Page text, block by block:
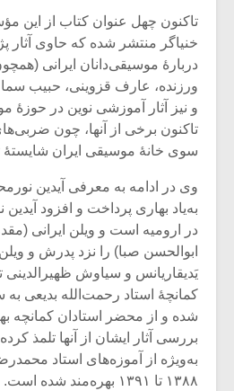
تاکنون چهل عنوان کتاب از این
خنیاگر منتشر شده که حاوی
دربارۀ موسیقی‌دانان ایرانی
ورزنده، عارف قزوینی، حبیب
و نیز آثار آموزشی نوین در حوزۀ
تاکنون برخی از آنها، چون
سوی خانۀ موسیقی ایران شایستۀ
وی در ادامه به معرفی آیدین
در ارومیه است و ویلن ایرانی
ابوالحسن صبا) را نزد پدرش و
یَدیقاریانس و سیاوش ظهیرالدینی
کمانچۀ استاد رحمت‌الله بدیعی به
شده و از محضر استادان کمانچه
بررسی آثار ایشان از آنها تلمذ
به‌ویژه از آموزه‌های استاد
۱۳۸۸ تا ۱۳۹۱ بهره‌مند